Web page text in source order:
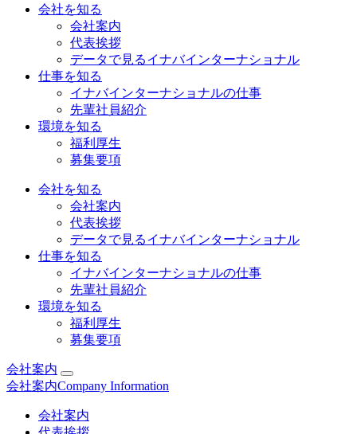
会社を知る
会社案内
代表挨拶
データで見るイナバインターナショナル
仕事を知る
イナバインターナショナルの仕事
先輩社員紹介
環境を知る
福利厚生
募集要項
会社を知る
会社案内
代表挨拶
データで見るイナバインターナショナル
仕事を知る
イナバインターナショナルの仕事
先輩社員紹介
環境を知る
福利厚生
募集要項
会社案内
会社案内Company Information
会社案内